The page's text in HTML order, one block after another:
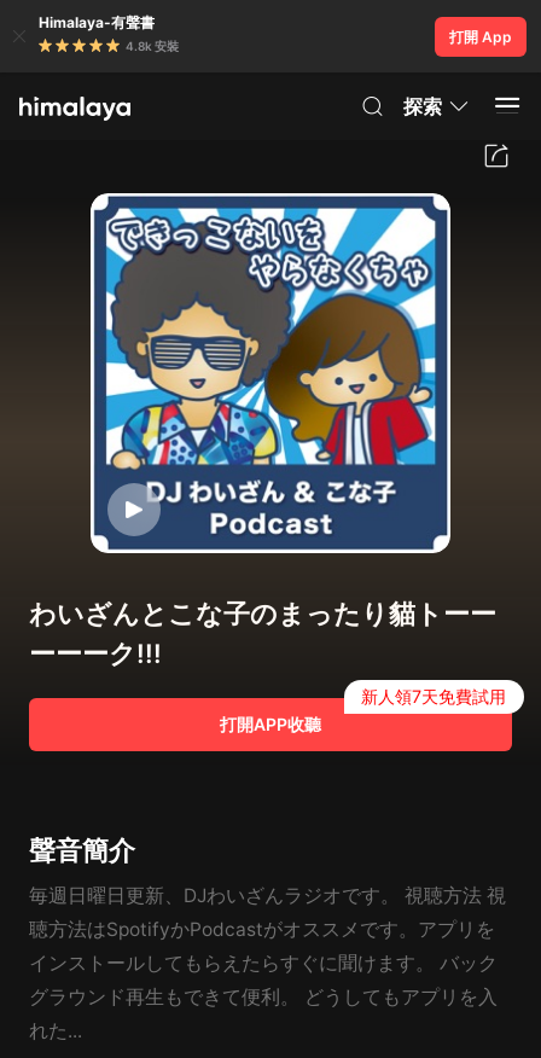
Himalaya-有聲書
4.8k 安裝
打開 App
探索
わいざんとこな子のまったり貓トーー
ーーーク!!!
打開APP收聽
新人領7天免費試用
聲音簡介
毎週日曜日更新、DJわいざんラジオです。 視聴方法 視
聴方法はSpotifyかPodcastがオススメです。アプリを
インストールしてもらえたらすぐに聞けます。 バック
グラウンド再生もできて便利。 どうしてもアプリを入
れた...